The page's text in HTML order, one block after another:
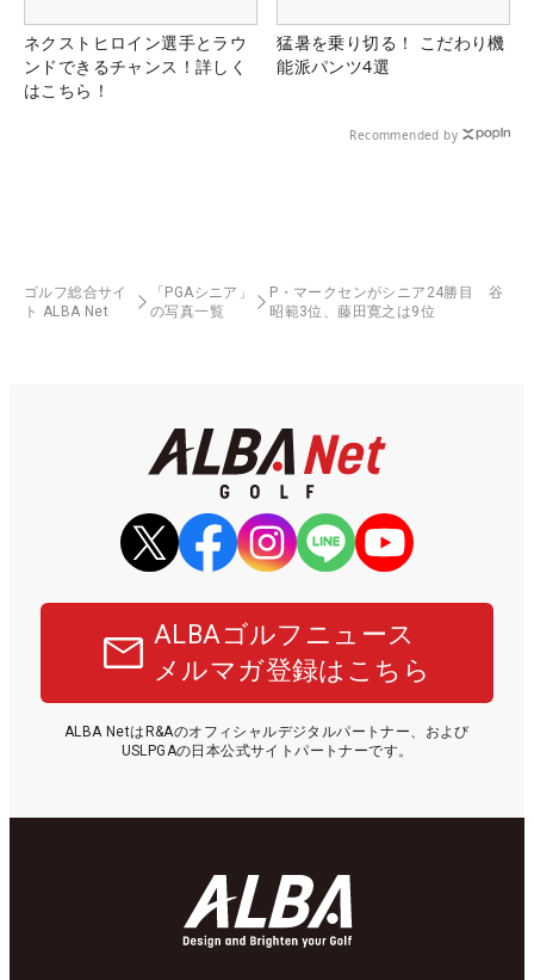
ネクストヒロイン選手とラウ
ンドできるチャンス！詳しく
はこちら！
猛暑を乗り切る！ こだわり機
能派パンツ4選
Recommended by
ゴルフ総合サイ
ト ALBA Net
「PGAシニア」
の写真一覧
P・マークセンがシニア24勝目 谷
昭範3位、藤田寛之は9位
ALBAゴルフニュース
メルマガ登録はこちら
ALBA NetはR&Aのオフィシャルデジタルパートナー、および
USLPGAの日本公式サイトパートナーです。